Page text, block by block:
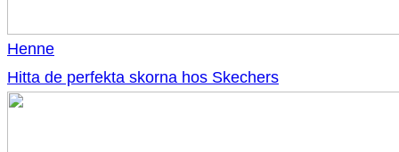
Henne
Hitta de perfekta skorna hos Skechers